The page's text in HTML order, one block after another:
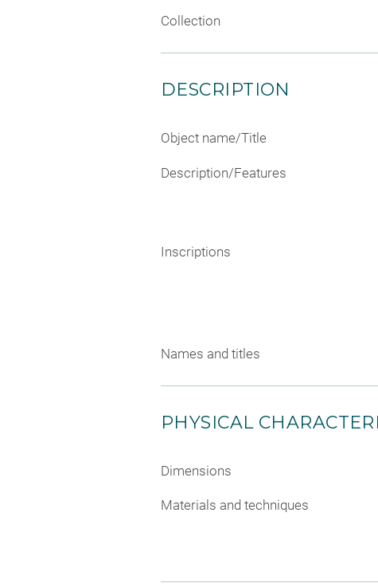
Collection
DESCRIPTION
Object name/Title
Description/Features
Inscriptions
Names and titles
PHYSICAL
Dimensions
Materials and techniques